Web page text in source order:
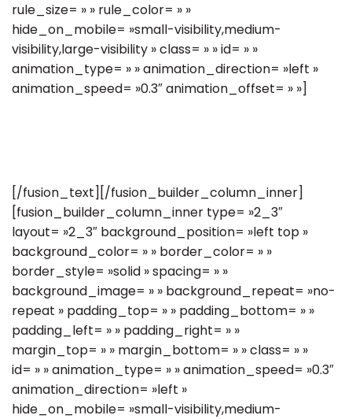
rule_size= » » rule_color= » »
hide_on_mobile= »small-visibility,medium-
visibility,large-visibility » class= » » id= » »
animation_type= » » animation_direction= »left »
animation_speed= »0.3″ animation_offset= » »]
[/fusion_text][/fusion_builder_column_inner]
[fusion_builder_column_inner type= »2_3″
layout= »2_3″ background_position= »left top »
background_color= » » border_color= » »
border_style= »solid » spacing= » »
background_image= » » background_repeat= »no-
repeat » padding_top= » » padding_bottom= » »
padding_left= » » padding_right= » »
margin_top= » » margin_bottom= » » class= » »
id= » » animation_type= » » animation_speed= »0.3″
animation_direction= »left »
hide_on_mobile= »small-visibility,medium-